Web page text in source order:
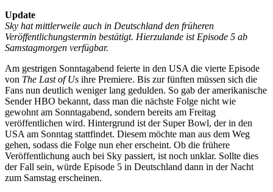
Update
Sky hat mittlerweile auch in Deutschland den früheren
Veröffentlichungstermin bestätigt. Hierzulande ist Episode 5 ab
Samstagmorgen verfügbar.
Am gestrigen Sonntagabend feierte in den USA die vierte Episode
von The Last of Us ihre Premiere. Bis zur fünften müssen sich die
Fans nun deutlich weniger lang gedulden. So gab der amerikanische
Sender HBO bekannt, dass man die nächste Folge nicht wie
gewohnt am Sonntagabend, sondern bereits am Freitag
veröffentlichen wird. Hintergrund ist der Super Bowl, der in den
USA am Sonntag stattfindet. Diesem möchte man aus dem Weg
gehen, sodass die Folge nun eher erscheint. Ob die frühere
Veröffentlichung auch bei Sky passiert, ist noch unklar. Sollte dies
der Fall sein, würde Episode 5 in Deutschland dann in der Nacht
zum Samstag erscheinen.